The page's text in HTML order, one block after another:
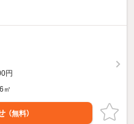
円
㎡
（無料）